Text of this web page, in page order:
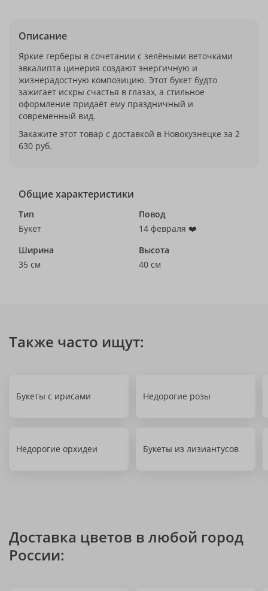
Описание
Яркие герберы в сочетании с зелёными веточками
эвкалипта цинерия создают энергичную и
жизнерадостную композицию. Этот букет будто
зажигает искры счастья в глазах, а стильное
оформление придаёт ему праздничный и
современный вид.
Закажите этот товар с доставкой в Новокузнецке за 2
630 руб.
Общие характеристики
Тип
Букет
Повод
14 февраля ❤️
Ширина
35 см
Высота
40 см
Также часто ищут:
Букеты с ирисами Недорогие розы
Недорогие орхидеи Букеты из лизиантусов
Доставка цветов в любой город
России: